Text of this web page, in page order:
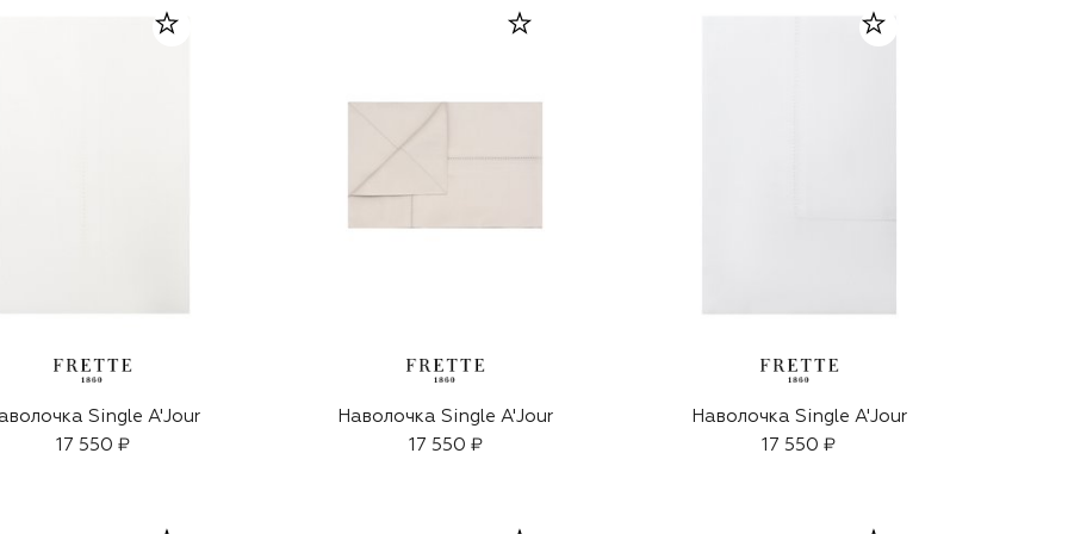
Single A'Jour
17 550 ₽
Наволочка Single A'Jour
17 550 ₽
Наволочка Single A'Jour
17 550 ₽